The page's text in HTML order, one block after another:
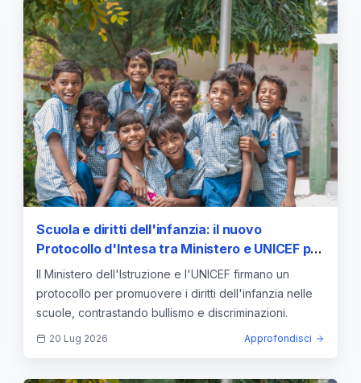
Scuola e diritti dell'infanzia: il nuovo
Protocollo d'Intesa tra Ministero e UNICEF per
contrastare bullismo e dispersione
Il Ministero dell'Istruzione e l'UNICEF firmano un
protocollo per promuovere i diritti dell'infanzia nelle
scuole, contrastando bullismo e discriminazioni.
20 Lug 2026 Approfondisci